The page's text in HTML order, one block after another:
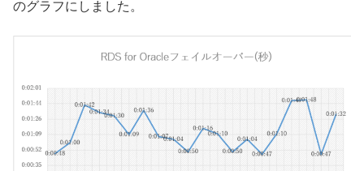
のグラフにしました。